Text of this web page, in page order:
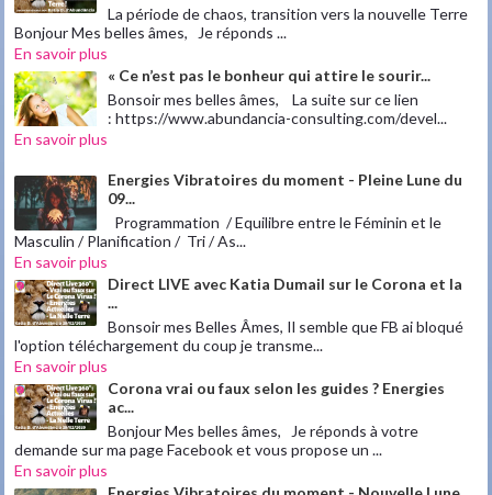
La période de chaos, transition vers la nouvelle Terre
Bonjour Mes belles âmes, Je réponds ...
En savoir plus
« Ce n’est pas le bonheur qui attire le sourir...
Bonsoir mes belles âmes, La suite sur ce lien
: https://www.abundancia-consulting.com/devel...
En savoir plus
Energies Vibratoires du moment - Pleine Lune du
09...
Programmation / Equilibre entre le Féminin et le
Masculin / Planification / Tri / As...
En savoir plus
Direct LIVE avec Katia Dumail sur le Corona et la
...
Bonsoir mes Belles Âmes, Il semble que FB ai bloqué
l'option téléchargement du coup je transme...
En savoir plus
Corona vrai ou faux selon les guides ? Energies
ac...
Bonjour Mes belles âmes, Je réponds à votre
demande sur ma page Facebook et vous propose un ...
En savoir plus